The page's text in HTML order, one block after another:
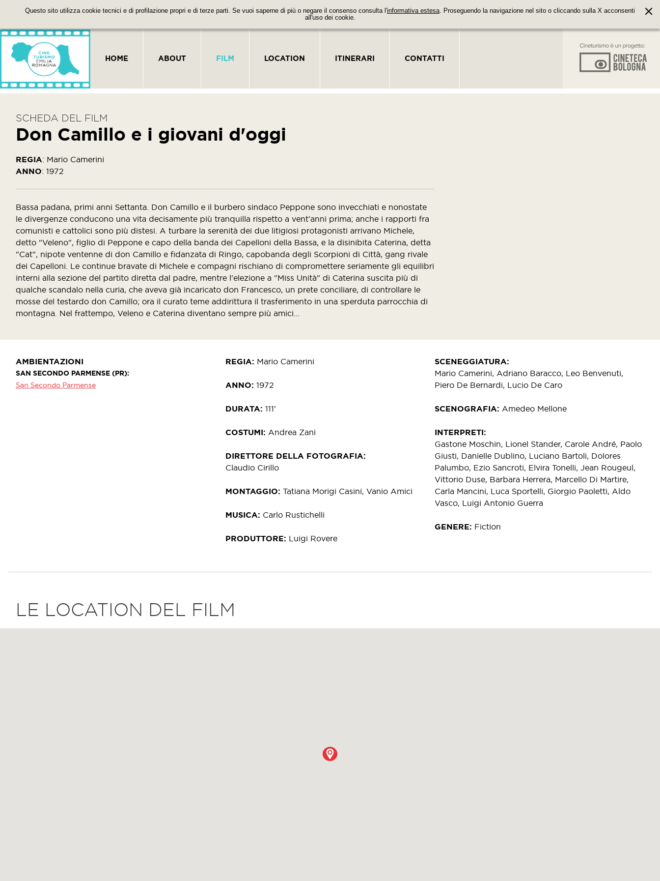
Questo sito utilizza cookie tecnici e di profilazione propri e di terze parti. Se vuoi saperne di più o negare il consenso consulta l'informativa estesa. Proseguendo la navigazione nel sito o cliccando sulla X acconsenti
all'uso dei cookie.
HOME ABOUT FILM LOCATION ITINERARI CONTATTI
SCHEDA DEL FILM
Don Camillo e i giovani d'oggi
REGIA: Mario Camerini
ANNO: 1972
Bassa padana, primi anni Settanta. Don Camillo e il burbero sindaco Peppone sono invecchiati e nonostate
le divergenze conducono una vita decisamente più tranquilla rispetto a vent'anni prima; anche i rapporti fra
comunisti e cattolici sono più distesi. A turbare la serenità dei due litigiosi protagonisti arrivano Michele,
detto "Veleno", figlio di Peppone e capo della banda dei Capelloni della Bassa, e la disinibita Caterina, detta
"Cat", nipote ventenne di don Camillo e fidanzata di Ringo, capobanda degli Scorpioni di Città, gang rivale
dei Capelloni. Le continue bravate di Michele e compagni rischiano di compromettere seriamente gli equilibri
interni alla sezione del partito diretta dal padre, mentre l'elezione a "Miss Unità" di Caterina suscita più di
qualche scandalo nella curia, che aveva già incaricato don Francesco, un prete conciliare, di controllare le
mosse del testardo don Camillo; ora il curato teme addirittura il trasferimento in una sperduta parrocchia di
montagna. Nel frattempo, Veleno e Caterina diventano sempre più amici...
AMBIENTAZIONI
SAN SECONDO PARMENSE (PR)
San Secondo Parmense
REGIA Mario Camerini
ANNO 1972
DURATA 111'
COSTUMI Andrea Zani
DIRETTORE DELLA FOTOGRAFIA
Claudio Cirillo
MONTAGGIO Tatiana Morigi Casini, Vanio Amici
MUSICA Carlo Rustichelli
PRODUTTORE Luigi Rovere
SCENEGGIATURA
Mario Camerini, Adriano Baracco, Leo Benvenuti,
Piero De Bernardi, Lucio De Caro
SCENOGRAFIA Amedeo Mellone
INTERPRETI
Gastone Moschin, Lionel Stander, Carole André, Paolo
Giusti, Danielle Dublino, Luciano Bartoli, Dolores
Palumbo, Ezio Sancroti, Elvira Tonelli, Jean Rougeul,
Vittorio Duse, Barbara Herrera, Marcello Di Martire,
Carla Mancini, Luca Sportelli, Giorgio Paoletti, Aldo
Vasco, Luigi Antonio Guerra
GENERE Fiction
LE LOCATION DEL FILM